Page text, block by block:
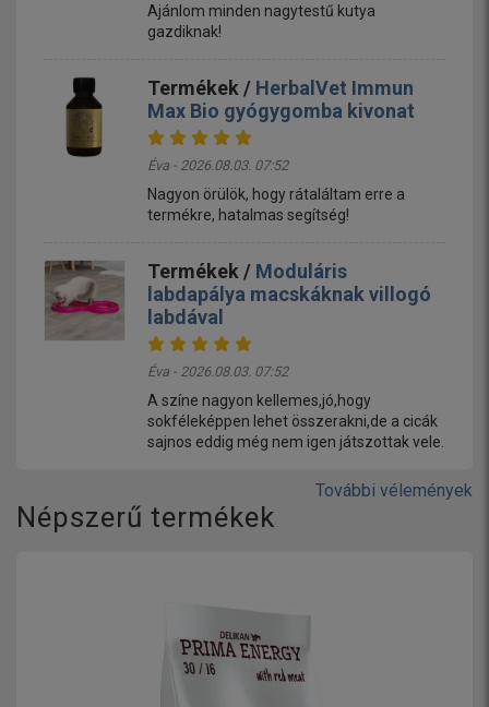
Ajánlom minden nagytestű kutya
gazdiknak!
Termékek / HerbalVet Immun
Max Bio gyógygomba kivonat
Éva - 2026.08.03. 07:52
Nagyon örülök, hogy rátaláltam erre a
termékre, hatalmas segítség!
Termékek / Moduláris
labdapálya macskáknak villogó
labdával
Éva - 2026.08.03. 07:52
A színe nagyon kellemes,jó,hogy
sokféleképpen lehet összerakni,de a cicák
sajnos eddig még nem igen játszottak vele.
További vélemények
Népszerű termékek